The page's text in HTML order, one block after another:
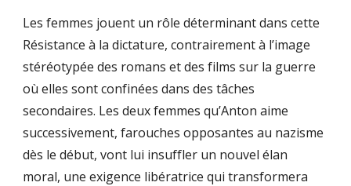
Les femmes jouent un rôle déterminant dans cette
Résistance à la dictature, contrairement à l’image
stéréotypée des romans et des films sur la guerre
où elles sont confinées dans des tâches
secondaires. Les deux femmes qu’Anton aime
successivement, farouches opposantes au nazisme
dès le début, vont lui insuffler un nouvel élan
moral, une exigence libératrice qui transformera